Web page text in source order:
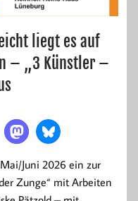
liegt es auf
– „3 Künstler –
Juni 2026 ein zur
Zunge“ mit Arbeiten